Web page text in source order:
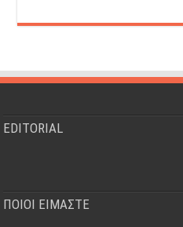
EDITORIAL
ΠΟΙΟΙ ΕΙΜΑΣΤΕ